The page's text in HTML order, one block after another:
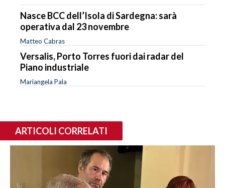
Nasce BCC dell’Isola di Sardegna: sarà
operativa dal 23 novembre
Matteo Cabras
Versalis, Porto Torres fuori dai radar del
Piano industriale
Mariangela Pala
ARTICOLI CORRELATI